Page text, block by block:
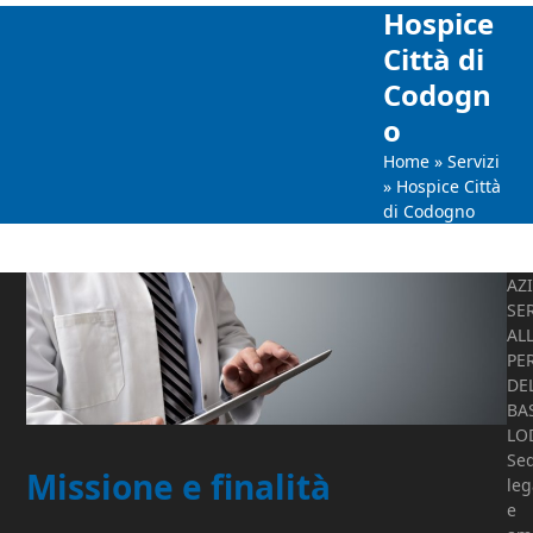
Skip
Hospice
Città di
Codogn
o
Home »Servizi
» Hospice Città
di Codogno
Missione e finalità
e